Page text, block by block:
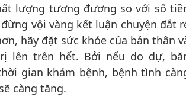
lượng tương đương so với số
vội vàng kết luận chuyện đắt
hãy đặt sức khỏe của bản thân
lên trên hết. Bởi nếu do dự,
gian khám bệnh, bệnh tình
càng tăng.